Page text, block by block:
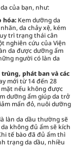
của bạn, như:
hóa: Kem dưỡng da
da chảy xệ, kém
trì trạng thái cân
nghiên cứu của Viện
da được dưỡng ẩm
người có làn da
phát ban và các
mới từ 14 đến 28
mặt nếu không được
dưỡng ẩm giúp da trở
mẩn đỏ, nuôi dưỡng
làn da dầu thường sẽ
không đủ ẩm sẽ kích
tế bào đã đủ ẩm thì
trạng da dầu, nhiều